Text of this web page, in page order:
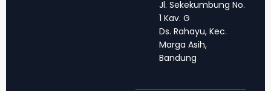
Jl. Sekekumbung No.
1 Kav. G
Ds. Rahayu, Kec.
Marga Asih,
Bandung